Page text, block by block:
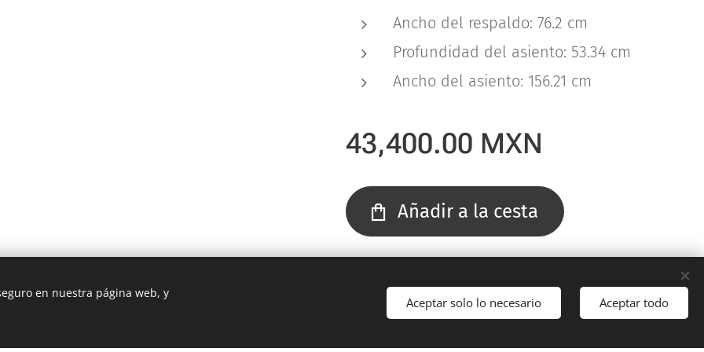
Ancho del respaldo: 76.2 cm
Profundidad del asiento: 53.34 cm
Ancho del asiento: 156.21 cm
43,400.00 MXN
Añadir a la cesta
en nuestra página web, y
Aceptar solo lo necesario Aceptar todo